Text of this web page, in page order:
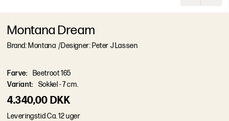
4.340,00 DKK
Leveringstid Ca. 12 uger
Montana Dream
Brand: Montana /Designer: Peter J Lassen
Farve:
Beetroot 165
Variant: Sokkel - 7 cm.